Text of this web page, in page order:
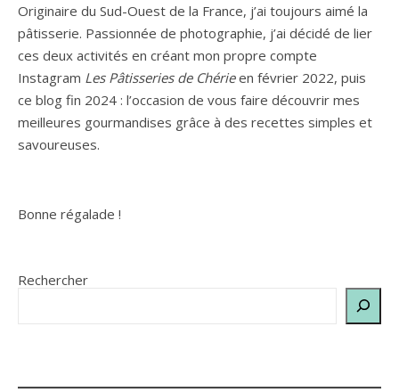
Originaire du Sud-Ouest de la France, j’ai toujours aimé la
pâtisserie. Passionnée de photographie, j’ai décidé de lier
ces deux activités en créant mon propre compte
Instagram Les Pâtisseries de Chérieen février 2022, puis
ce blog fin 2024 : l’occasion de vous faire découvrir mes
meilleures gourmandises grâce à des recettes simples et
savoureuses.
Bonne régalade !
Rechercher